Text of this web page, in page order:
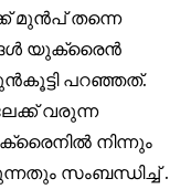
മുൻപ് തന്നെ
യുക്രൈൻ
പറഞ്ഞത്.
വരുന്ന
നിന്നും
സംബന്ധിച്ച് .